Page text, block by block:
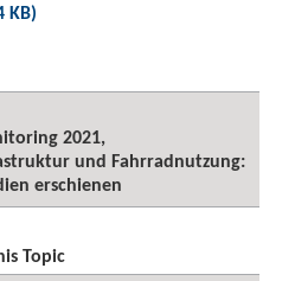
KB)
2021,
und Fahrradnutzung:
erschienen
Topic